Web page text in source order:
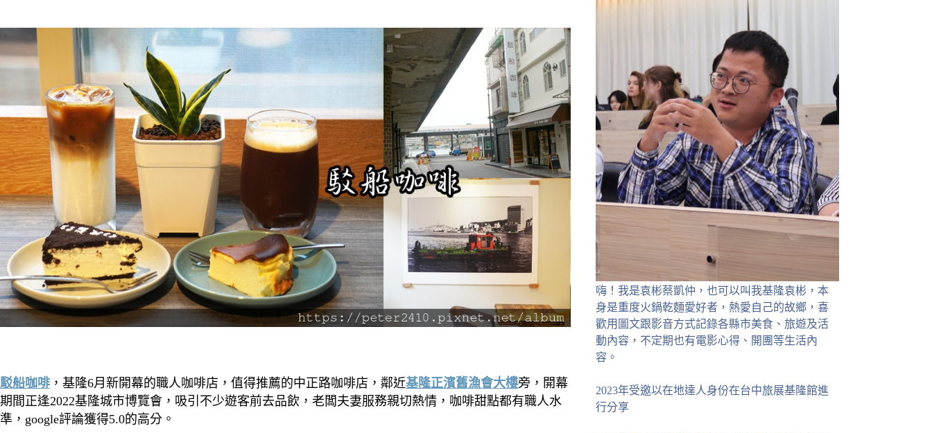
駁船咖啡 ，基隆6月新開幕的職人咖啡店，值得推薦的中正路咖啡店，鄰近基隆正濱舊漁會大樓旁，開幕
期間正逢2022基隆城市博覽會，吸引不少遊客前去品飲，老闆夫妻服務親切熱情，咖啡甜點都有職人水
準，google評論獲得5.0的高分。
嗨！我是袁彬蔡凱仲，也可以叫我基隆袁彬，本
身是重度火鍋乾麵愛好者，熱愛自己的故鄉，喜
歡用圖文跟影音方式記錄各縣市美食、旅遊及活
動內容，不定期也有電影心得、開團等生活內
容。
2023年受邀以在地達人身份在台中旅展基隆館進
行分享